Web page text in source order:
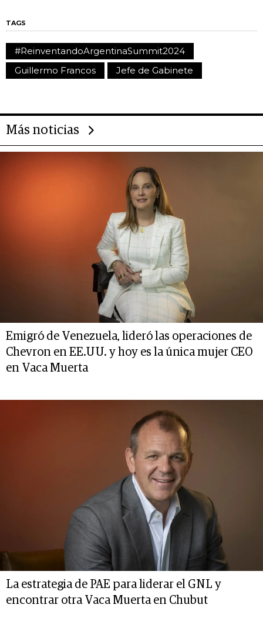
TAGS
#ReinventandoArgentinaSummit2024
Guillermo Francos
Jefe de Gabinete
Más noticias
Emigró de Venezuela, lideró las operaciones de
Chevron en EE.UU. y hoy es la única mujer CEO
en Vaca Muerta
La estrategia de PAE para liderar el GNL y
encontrar otra Vaca Muerta en Chubut